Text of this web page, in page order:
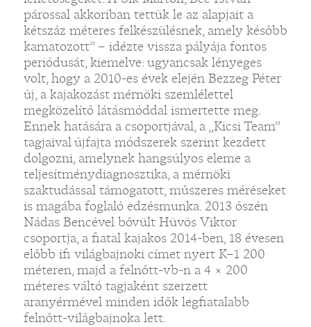
párossal akkoriban tettük le az alapjait a
kétszáz méteres felkészülésnek, amely később
kamatozott” – idézte vissza pályája fontos
periódusát, kiemelve: ugyancsak lényeges
volt, hogy a 2010-es évek elején Bezzeg Péter
új, a kajakozást mérnöki szemlélettel
megközelítő látásmóddal ismertette meg.
Ennek hatására a csoportjával, a „Kicsi Team”
tagjaival újfajta módszerek szerint kezdett
dolgozni, amelynek hangsúlyos eleme a
teljesítménydiagnosztika, a mérnöki
szaktudással támogatott, műszeres méréseket
is magába foglaló edzésmunka. 2013 őszén
Nádas Bencével bővült Hüvös Viktor
csoportja, a fiatal kajakos 2014-ben, 18 évesen
előbb ifi világbajnoki címet nyert K–1 200
méteren, majd a felnőtt-vb-n a 4 × 200
méteres váltó tagjaként szerzett
aranyérmével minden idők legfiatalabb
felnőtt-világbajnoka lett.